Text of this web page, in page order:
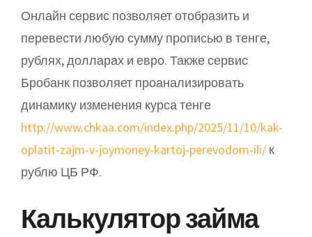
Онлайн сервис позволяет отобразить и
перевести любую сумму прописью в тенге,
рублях, долларах и евро. Также сервис
Бробанк позволяет проанализировать
динамику изменения курса тенге
http://www.chkaa.com/index.php/2025/11/10/kak-
oplatit-zajm-v-joymoney-kartoj-perevodom-ili/ к
рублю ЦБ РФ.
Калькулятор займа